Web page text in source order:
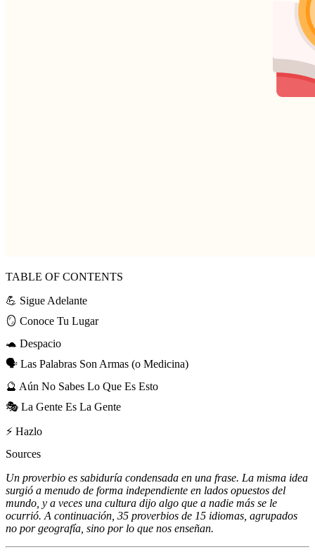
TABLE OF CONTENTS
💪 Sigue Adelante
🪞 Conoce Tu Lugar
🐢 Despacio
🗣️ Las Palabras Son Armas (o Medicina)
🔮 Aún No Sabes Lo Que Es Esto
🎭 La Gente Es La Gente
⚡ Hazlo
Sources
Un proverbio es sabiduría condensada en una frase. La misma idea
surgió a menudo de forma independiente en lados opuestos del
mundo, y a veces una cultura dijo algo que a nadie más se le
ocurrió. A continuación, 35 proverbios de 15 idiomas, agrupados
no por geografía, sino por lo que nos enseñan.